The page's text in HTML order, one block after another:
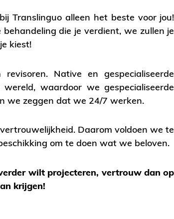
Translinguo alleen het beste voor jou!
die je verdient, we zullen je
kiest!
Native en gespecialiseerde
waardoor we gespecialiseerde
we zeggen dat we 24/7 werken.
Daarom voldoen we te
om te doen wat we beloven.
wilt projecteren, vertrouw dan op
krijgen!